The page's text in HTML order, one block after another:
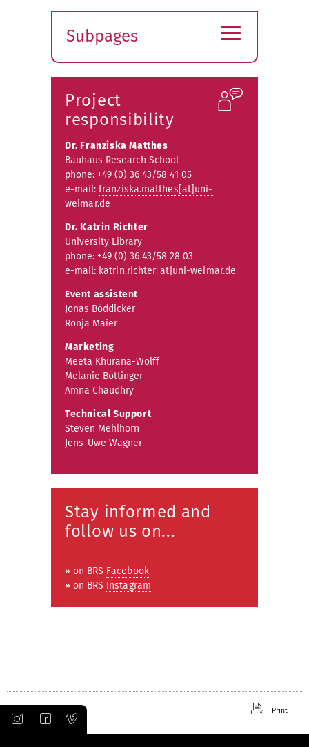
Subpages
submenu
≡
Project
responsibility
Dr. Franziska Matthes
Bauhaus Research School
phone: +49 (0) 36 43/58 41 05
e-mail: franziska.matthes[at]uni-
weimar.de
Dr. Katrin Richter
University Library
phone: +49 (0) 36 43/58 28 03
e-mail: katrin.richter[at]uni-weimar.de
Event assistent
Jonas Böddicker
Ronja Maier
Marketing
Meeta Khurana-Wolff
Melanie Böttinger
Amna Chaudhry
Technical Support
Steven Mehlhorn
Jens-Uwe Wagner
Stay informed and
follow us on...
» on BRS Facebook
» on BRS Instagram
Print